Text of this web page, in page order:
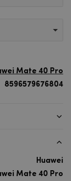
Mate 40 Pro
8596579676804
Huawei
Mate 40 Pro